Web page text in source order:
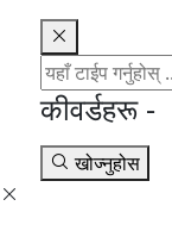
कीवर्डहरू -
खोज्नुहोस